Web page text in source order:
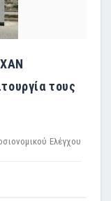
τους
Ελέγχου